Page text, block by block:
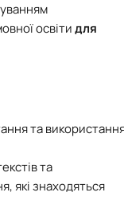
освітидля
та
та
які знаходяться